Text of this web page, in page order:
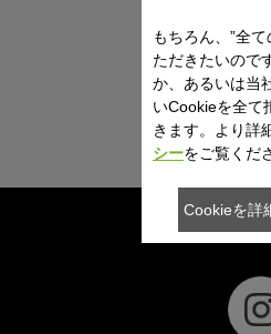
もちろん、”全
ただきたいので
か、あるいは当
いCookieを全て
きます。より詳
シーをご覧くだ
Cookieを詳